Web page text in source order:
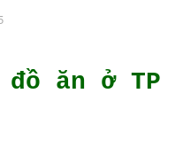
đồ ăn ở TP